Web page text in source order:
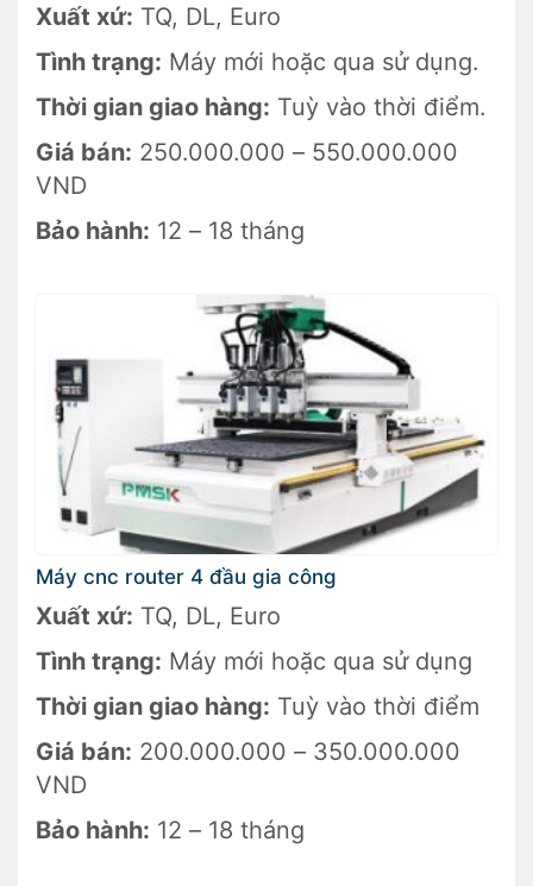
Xuất xứ: TQ, DL, Euro
Tình trạng: Máy mới hoặc qua sử dụng.
Thời gian giao hàng: Tuỳ vào thời điểm.
Giá bán: 250.000.000 – 550.000.000
VND
Bảo hành: 12 – 18 tháng
Máy cnc router 4 đầu gia công
Xuất xứ: TQ, DL, Euro
Tình trạng: Máy mới hoặc qua sử dụng
Thời gian giao hàng: Tuỳ vào thời điểm
Giá bán: 200.000.000 – 350.000.000
VND
Bảo hành: 12 – 18 tháng